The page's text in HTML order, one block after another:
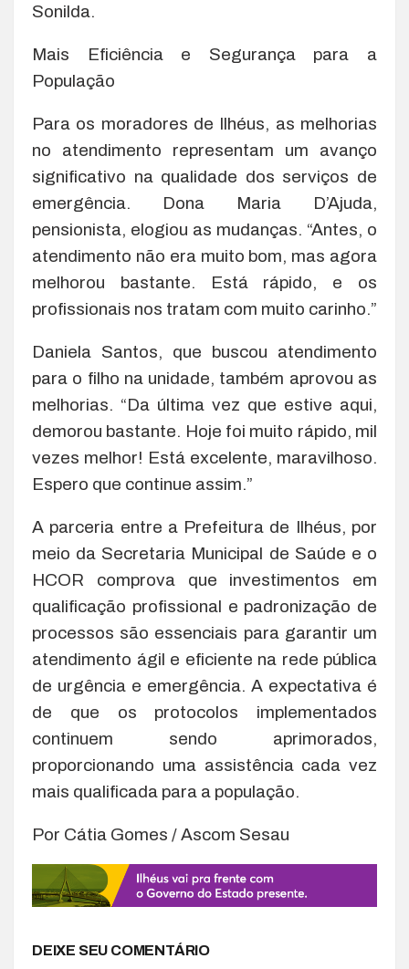
Sonilda.
Mais Eficiência e Segurança para a
População
Para os moradores de Ilhéus, as melhorias
no atendimento representam um avanço
significativo na qualidade dos serviços de
emergência. Dona Maria D’Ajuda,
pensionista, elogiou as mudanças. “Antes, o
atendimento não era muito bom, mas agora
melhorou bastante. Está rápido, e os
profissionais nos tratam com muito carinho.”
Daniela Santos, que buscou atendimento
para o filho na unidade, também aprovou as
melhorias. “Da última vez que estive aqui,
demorou bastante. Hoje foi muito rápido, mil
vezes melhor! Está excelente, maravilhoso.
Espero que continue assim.”
A parceria entre a Prefeitura de Ilhéus, por
meio da Secretaria Municipal de Saúde e o
HCOR comprova que investimentos em
qualificação profissional e padronização de
processos são essenciais para garantir um
atendimento ágil e eficiente na rede pública
de urgência e emergência. A expectativa é
de que os protocolos implementados
continuem sendo aprimorados,
proporcionando uma assistência cada vez
mais qualificada para a população.
Por Cátia Gomes / Ascom Sesau
DEIXE SEU COMENTÁRIO